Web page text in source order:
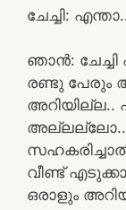
ചേച്ചി:
ഞാൻ:
രണ്ടു പേരും
അറിയില്ല..
അല്ലല്ലോ..
സഹകരിച്ചാൽ
വീണ്ട്
ഒരാളും